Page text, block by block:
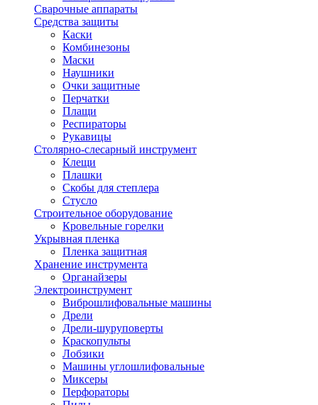
Сварочные аппараты
Средства защиты
Каски
Комбинезоны
Маски
Наушники
Очки защитные
Перчатки
Плащи
Респираторы
Рукавицы
Столярно-слесарный инструмент
Клещи
Плашки
Скобы для степлера
Стусло
Строительное оборудование
Кровельные горелки
Укрывная пленка
Пленка защитная
Хранение инструмента
Органайзеры
Электроинструмент
Виброшлифовальные машины
Дрели
Дрели-шуруповерты
Краскопульты
Лобзики
Машины углошлифовальные
Миксеры
Перфораторы